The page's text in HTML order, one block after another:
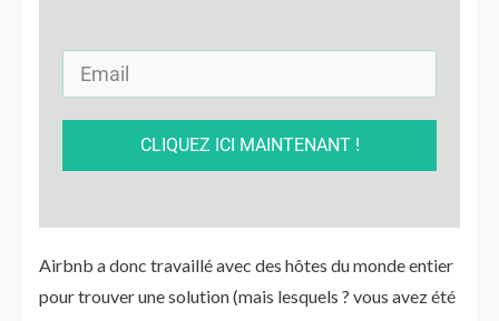
CLIQUEZ ICI MAINTENANT !
Airbnb a donc travaillé avec des hôtes du monde entier
pour trouver une solution (mais lesquels ? vous avez été